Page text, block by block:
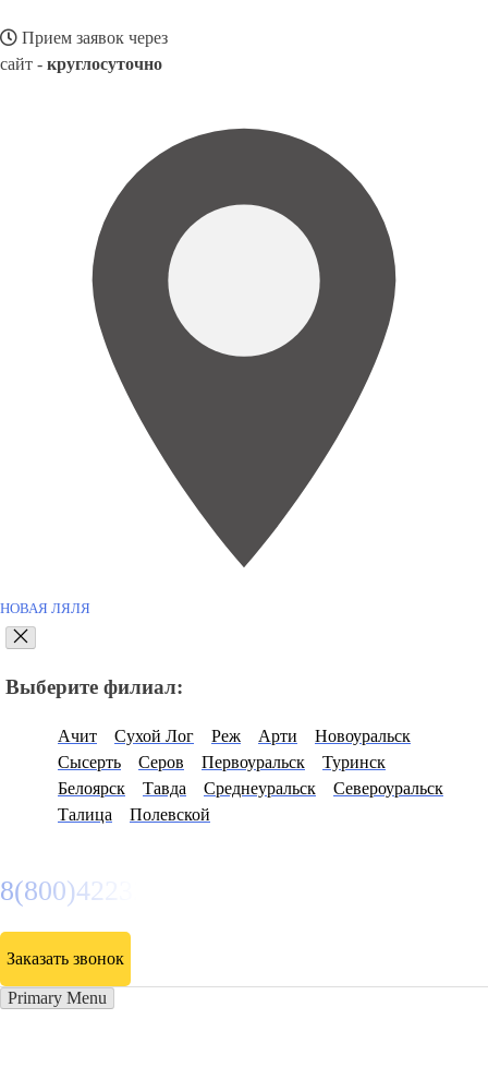
Прием заявок через
сайт - круглосуточно
НОВАЯ ЛЯЛЯ
Выберите филиал:
Ачит Сухой Лог Реж Арти
Новоуральск
Сысерть
Серов Первоуральск
Туринск
Белоярск
Тавда Среднеуральск
Североуральск
Талица
Полевской
8(800)4223263
Заказать звонок
Primary Menu